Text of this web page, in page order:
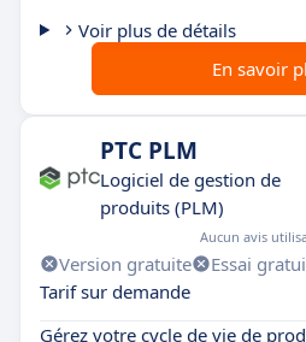
Voir plus de détails
En savoir
PTC PLM
Logiciel de gestion de
produits (PLM)
Aucun avis
Version gratuite Essai
Tarif sur demande
Gérez votre cycle de vie de